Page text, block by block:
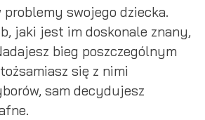
problemy swojego dziecka.
jaki jest im doskonale znany,
bieg poszczególnym
się z nimi
sam decydujesz
usług. Firmy te działają w charakterze
nasze treści w postaci
mediów społecznościowych.